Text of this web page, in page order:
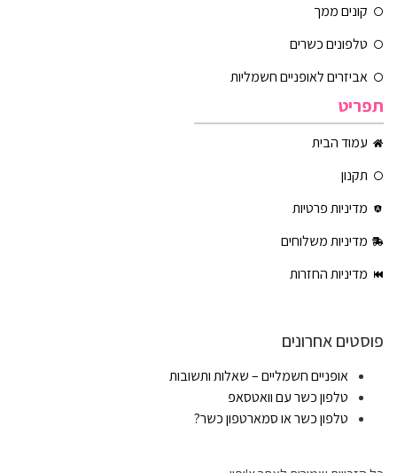
קונים ממך
טלפונים כשרים
אביזרים לאופניים חשמליות
תפריט
עמוד הבית
תקנון
מדיניות פרטיות
מדיניות משלוחים
מדיניות החזרות
פוסטים אחרונים
אופניים חשמליים – שאלות ותשובות
טלפון כשר עם וואטסאפ
טלפון כשר או סמארטפון כשר?